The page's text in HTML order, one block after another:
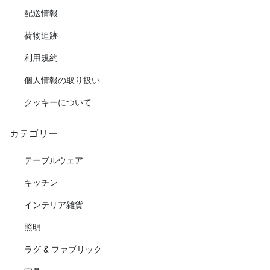
配送情報
荷物追跡
利用規約
個人情報の取り扱い
クッキーについて
カテゴリー
テーブルウェア
キッチン
インテリア雑貨
照明
ラグ & ファブリック